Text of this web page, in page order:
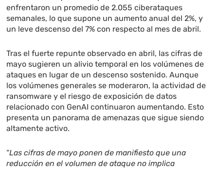
enfrentaron un promedio de 2.055 ciberataques
semanales, lo que supone un aumento anual del 2%, y
un leve descenso del 7% con respecto al mes de abril.
Tras el fuerte repunte observado en abril, las cifras de
mayo sugieren un alivio temporal en los volúmenes de
ataques en lugar de un descenso sostenido. Aunque
los volúmenes generales se moderaron, la actividad de
ransomware y el riesgo de exposición de datos
relacionado con GenAI continuaron aumentando. Esto
presenta un panorama de amenazas que sigue siendo
altamente activo.
“Las cifras de mayo ponen de manifiesto que una
reducción en el volumen de ataque no implica